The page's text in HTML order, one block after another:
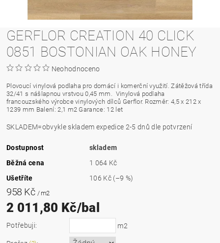
GERFLOR CREATION 40 CLICK
0851 BOSTONIAN OAK HONEY
Neohodnoceno
Plovoucí vinylová podlaha pro domácí i komerční využití. Zátěžová třída
32/41 s nášlapnou vrstvou 0,45 mm.
Vinylová podlaha
francouzského výrobce vinylových dílců Gerflor. Rozměr: 4,5 x 212 x
1239 mm Balení: 2,1 m2 Garance: 12 let
SKLADEM=obvykle skladem expedice 2-5 dnů dle potvrzení
Dostupnost
skladem
Běžná cena
1 064 Kč
Ušetříte
106 Kč (–9 %)
958 Kč / m2
2 011,80 Kč/bal
Potřebuji: m2